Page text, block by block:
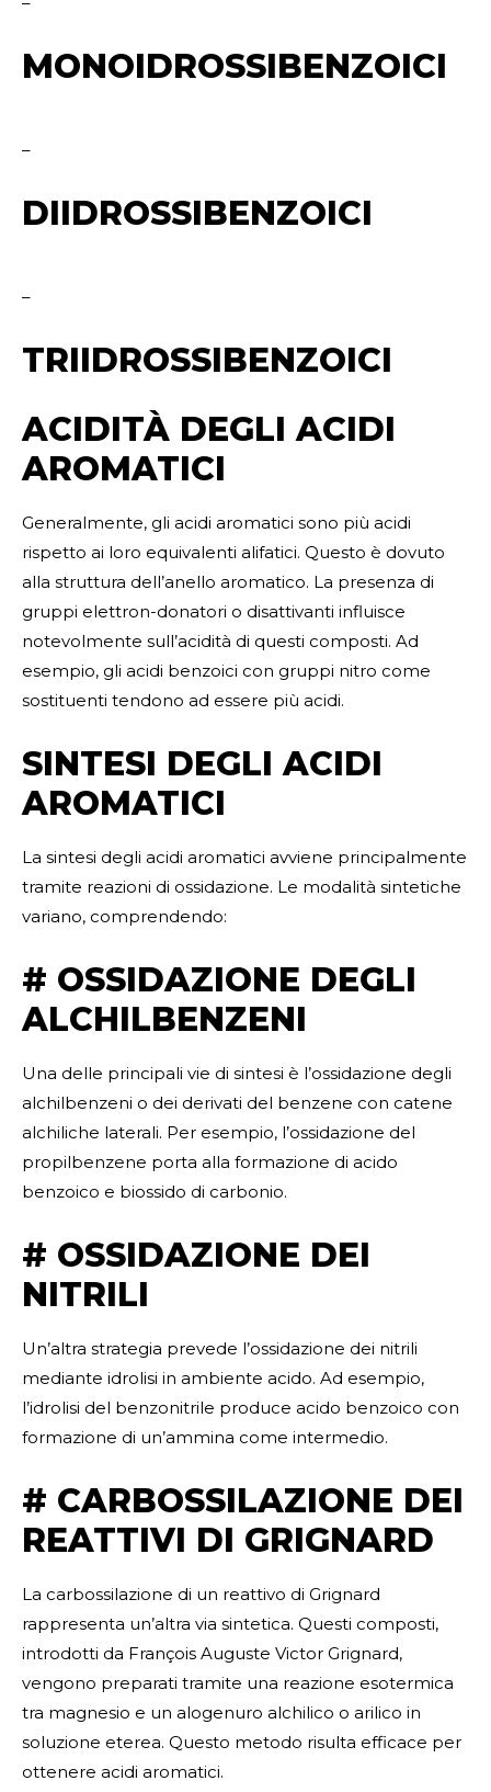
MONOIDROSSIBENZOICI
–
DIIDROSSIBENZOICI
–
TRIIDROSSIBENZOICI
ACIDITÀ DEGLI ACIDI
AROMATICI
Generalmente, gli acidi aromatici sono più acidi
rispetto ai loro equivalenti alifatici. Questo è dovuto
alla struttura dell’anello aromatico. La presenza di
gruppi elettron-donatori o disattivanti influisce
notevolmente sull’acidità di questi composti. Ad
esempio, gli acidi benzoici con gruppi nitro come
sostituenti tendono ad essere più acidi.
SINTESI DEGLI ACIDI
AROMATICI
La sintesi degli acidi aromatici avviene principalmente
tramite reazioni di ossidazione. Le modalità sintetiche
variano, comprendendo:
# OSSIDAZIONE DEGLI
ALCHILBENZENI
Una delle principali vie di sintesi è l’ossidazione degli
alchilbenzeni o dei derivati del benzene con catene
alchiliche laterali. Per esempio, l’ossidazione del
propilbenzene porta alla formazione di acido
benzoico e biossido di carbonio.
# OSSIDAZIONE DEI
NITRILI
Un’altra strategia prevede l’ossidazione dei nitrili
mediante idrolisi in ambiente acido. Ad esempio,
l’idrolisi del benzonitrile produce acido benzoico con
formazione di un’ammina come intermedio.
# CARBOSSILAZIONE DEI
REATTIVI DI GRIGNARD
La carbossilazione di un reattivo di Grignard
rappresenta un’altra via sintetica. Questi composti,
introdotti da François Auguste Victor Grignard,
vengono preparati tramite una reazione esotermica
tra magnesio e un alogenuro alchilico o arilico in
soluzione eterea. Questo metodo risulta efficace per
ottenere acidi aromatici.